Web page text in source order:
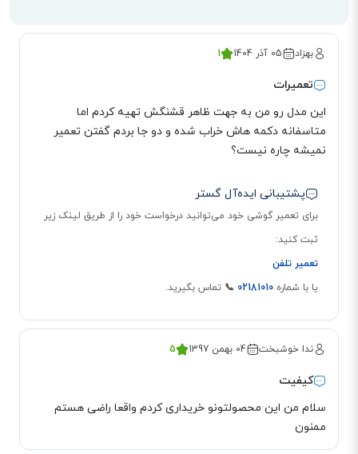
سیستم صدای اکولایزر و کاهش پارازیت
این تلفن خانگی بی سیم دارای کیفیت صدای مناسبی از تماس‌های خروجی بوده، به
باعث شده تا صداهای محیط اطراف در هر دو سمت مکالمه کاهش پیدا کرده تا
مکالمات بهتری را تجربه کنید.
بهزاد 05 آذر 1404 1
تعمیرات
این مدل رو من به جهت ظاهر قشنگش تهیه کردم اما
متاسفانه دکمه هاش خراب شده و دو جا بردم گفتن تعمیر
نمیشه چاره نیست؟
پشتیبانی ایده‌آل گستر
برای تعمیر گوشی خود می‌توانید درخواست خود را از طریق لینک زیر
ثبت کنید:
تعمیر تلفن
یا با شماره02181010
📞تماس بگیرید.
ندا خوشبخت 04 بهمن 1397 5
کیفیت
سلام من این محصولتونو خریداری کردم واقعا راضی هستم
ممنون